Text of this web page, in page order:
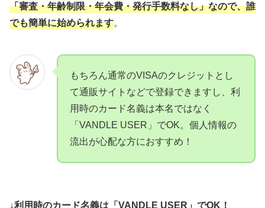
「審査・年齢制限・年会費・発行手数料なし」なので、誰
でも簡単に始められます。
もちろん通常のVISAのクレジットとし
て通販サイトなどで登録できますし、利
用時のカード名義は本名ではなく
「VANDLE USER」でOK。個人情報の
流出が心配な方におすすめ！
↓利用時のカード名義は「VANDLE USER」でOK！